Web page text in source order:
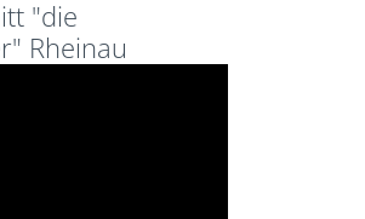
"die
Rheinau